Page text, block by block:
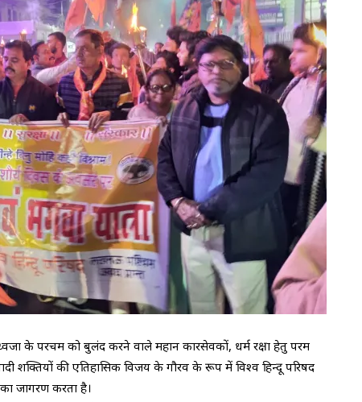
के परचम को बुलंद करने वाले महान कारसेवकों, धर्म रक्षा हेतु परम
शक्तियों की एतिहासिक विजय के गौरव के रूप में विश्व हिन्दू परिषद
जागरण करता है।